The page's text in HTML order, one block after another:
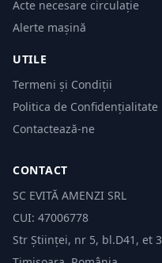
Acte necesare circulație
Alerte mașină
UTILE
Termeni și Condiții
Politica de Confidențialitate
Contactează-ne
CONTACT
SC EVITĂ AMENZI SRL
CUI: 47006778
Str Științei, nr 5, bl.D41, et 3